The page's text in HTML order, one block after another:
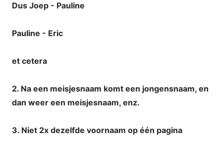
Dus Joep - Pauline
Pauline - Eric
et cetera
2. Na een meisjesnaam komt een jongensnaam, en
dan weer een meisjesnaam, enz.
3. Niet 2x dezelfde voornaam op één pagina